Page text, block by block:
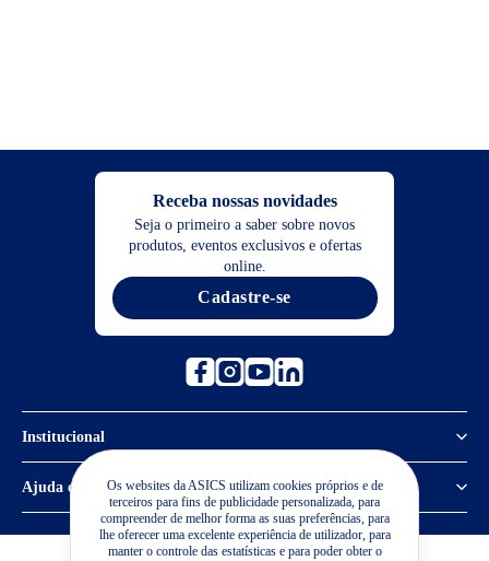
Os websites da ASICS utilizam cookies próprios e de
terceiros para fins de publicidade personalizada, para
compreender de melhor forma as suas preferências, para
lhe oferecer uma excelente experiência de utilizador, para
manter o controle das estatísticas e para poder obter o
Receba nossas novidades
Seja o primeiro a saber sobre novos
produtos, eventos exclusivos e ofertas
online.
Cadastre-se
Institucional
Política de Privacidade
Sobre a ASICS
Ajuda e suporte
Central de Relacionamento